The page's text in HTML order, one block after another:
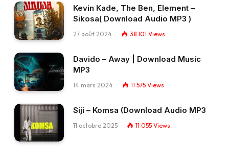
Kevin Kade, The Ben, Element –
Sikosa( Download Audio MP3 )
27 août 2024 38 101 Views
Davido – Away | Download Music
MP3
14 mars 2024 11 575 Views
Siji – Komsa (Download Audio MP3
11 octobre 2025 11 055 Views